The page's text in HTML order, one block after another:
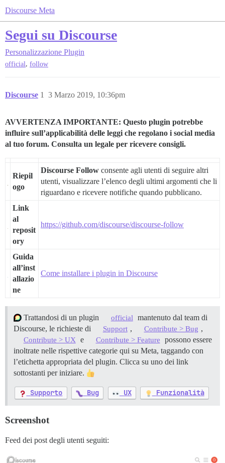
Discourse Meta
Segui su Discourse
Personalizzazione Plugin
official, follow
Discourse 3 Marzo 2019, 10:36pm
1
AVVERTENZA IMPORTANTE: Questo plugin potrebbe
influire sull’applicabilità delle leggi che regolano i social media
al tuo forum. Consulta un legale per ricevere consigli.
Riepil
ogo
Discourse Follow consente agli utenti di seguire altri
utenti, visualizzare l’elenco degli ultimi argomenti che li
riguardano e ricevere notifiche quando pubblicano.
Link
al
reposit
ory
https://github.com/discourse/discourse-follow
Guida
all’inst
allazio
ne
Come installare i plugin in Discourse
Trattandosi di un plugin official mantenuto dal team di
Discourse, le richieste di
Support , Contribute > Bug ,
Contribute > UX e Contribute > Feature
possono essere
inoltrate nelle rispettive categorie qui su Meta, taggando con
l’etichetta appropriata del plugin. Clicca su uno dei link
sottostanti per iniziare.
Supporto Bug UX Funzionalità
Screenshot
Feed dei post degli utenti seguiti: